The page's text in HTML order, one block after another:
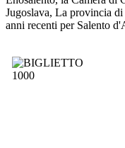
Jugoslava, La provincia
anni recenti per Salento